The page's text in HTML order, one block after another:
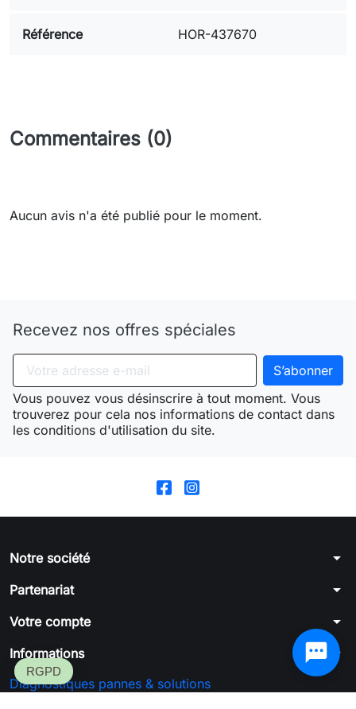
Référence HOR-437670
Commentaires (0)
Aucun avis n'a été publié pour le moment.
Recevez nos offres spéciales
Vous pouvez vous désinscrire à tout moment. Vous
trouverez pour cela nos informations de contact dans
les conditions d'utilisation du site.
Notre société arrow_drop_down
Partenariat arrow_drop_down
Votre compte arrow_drop_down
Informations arrow_drop_down
Diagnostiques pannes & solutions